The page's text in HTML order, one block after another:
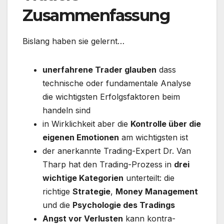
Zusammenfassung
Bislang haben sie gelernt…
unerfahrene Trader glauben dass
technische oder fundamentale Analyse
die wichtigsten Erfolgsfaktoren beim
handeln sind
in Wirklichkeit aber die Kontrolle über die
eigenen Emotionen am wichtigsten ist
der anerkannte Trading-Expert Dr. Van
Tharp hat den Trading-Prozess in drei
wichtige Kategorien unterteilt: die
richtige Strategie, Money Management
und die Psychologie des Tradings
Angst vor Verlusten kann kontra-